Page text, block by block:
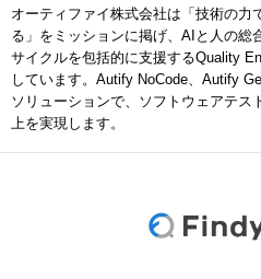
オーティファイ株式会社は「技術の力
る」をミッションに掲げ、AIと人の総
サイクルを包括的に支援するQuality
しています。Autify NoCode、Autify
ソリューションで、ソフトウェアテス
上を実現します。